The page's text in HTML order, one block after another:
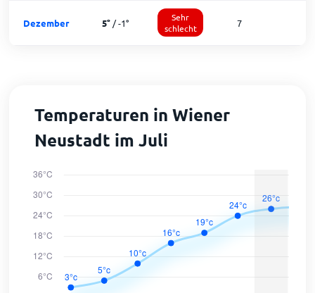
Dezember 5°/-1°
Sehr
schlecht
7
Temperaturen in Wiener
Neustadt im Juli